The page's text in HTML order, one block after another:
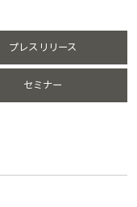
プレスリリース
セミナー